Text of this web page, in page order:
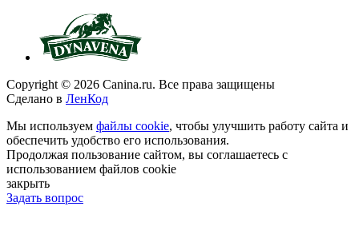
Copyright © 2026 Canina.ru. Все права защищены
Сделано в ЛенКод
Мы используем файлы cookie, чтобы улучшить работу сайта и
обеспечить удобство его использования.
Продолжая пользование сайтом, вы соглашаетесь с
использованием файлов cookie
закрыть
Задать вопрос